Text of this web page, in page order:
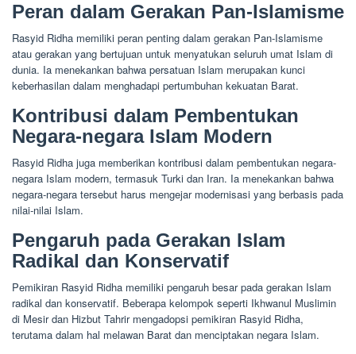
Peran dalam Gerakan Pan-Islamisme
Rasyid Ridha memiliki peran penting dalam gerakan Pan-Islamisme
atau gerakan yang bertujuan untuk menyatukan seluruh umat Islam di
dunia. Ia menekankan bahwa persatuan Islam merupakan kunci
keberhasilan dalam menghadapi pertumbuhan kekuatan Barat.
Kontribusi dalam Pembentukan
Negara-negara Islam Modern
Rasyid Ridha juga memberikan kontribusi dalam pembentukan negara-
negara Islam modern, termasuk Turki dan Iran. Ia menekankan bahwa
negara-negara tersebut harus mengejar modernisasi yang berbasis pada
nilai-nilai Islam.
Pengaruh pada Gerakan Islam
Radikal dan Konservatif
Pemikiran Rasyid Ridha memiliki pengaruh besar pada gerakan Islam
radikal dan konservatif. Beberapa kelompok seperti Ikhwanul Muslimin
di Mesir dan Hizbut Tahrir mengadopsi pemikiran Rasyid Ridha,
terutama dalam hal melawan Barat dan menciptakan negara Islam.